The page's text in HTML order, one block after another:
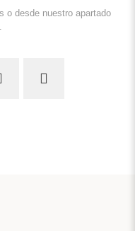
o desde nuestro apartado